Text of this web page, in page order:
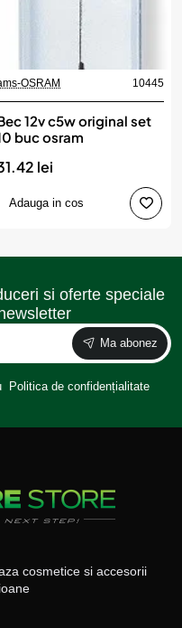
OSRAM 10445
12v c5w original set
buc osram
lei
Adauga in cos
si oferte speciale
Ma abonez
Politica de confidențialitate
cosmetice si accesorii